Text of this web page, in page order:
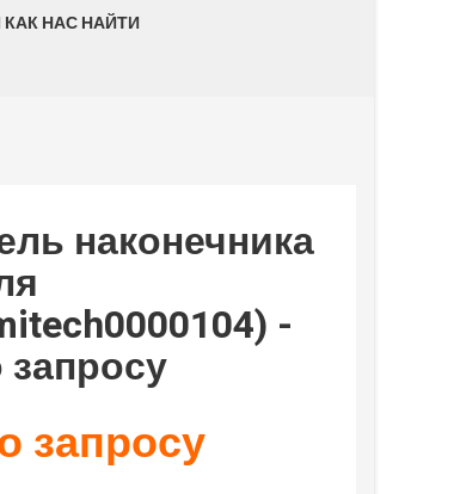
НАС НАЙТИ
наконечника
-
запросу